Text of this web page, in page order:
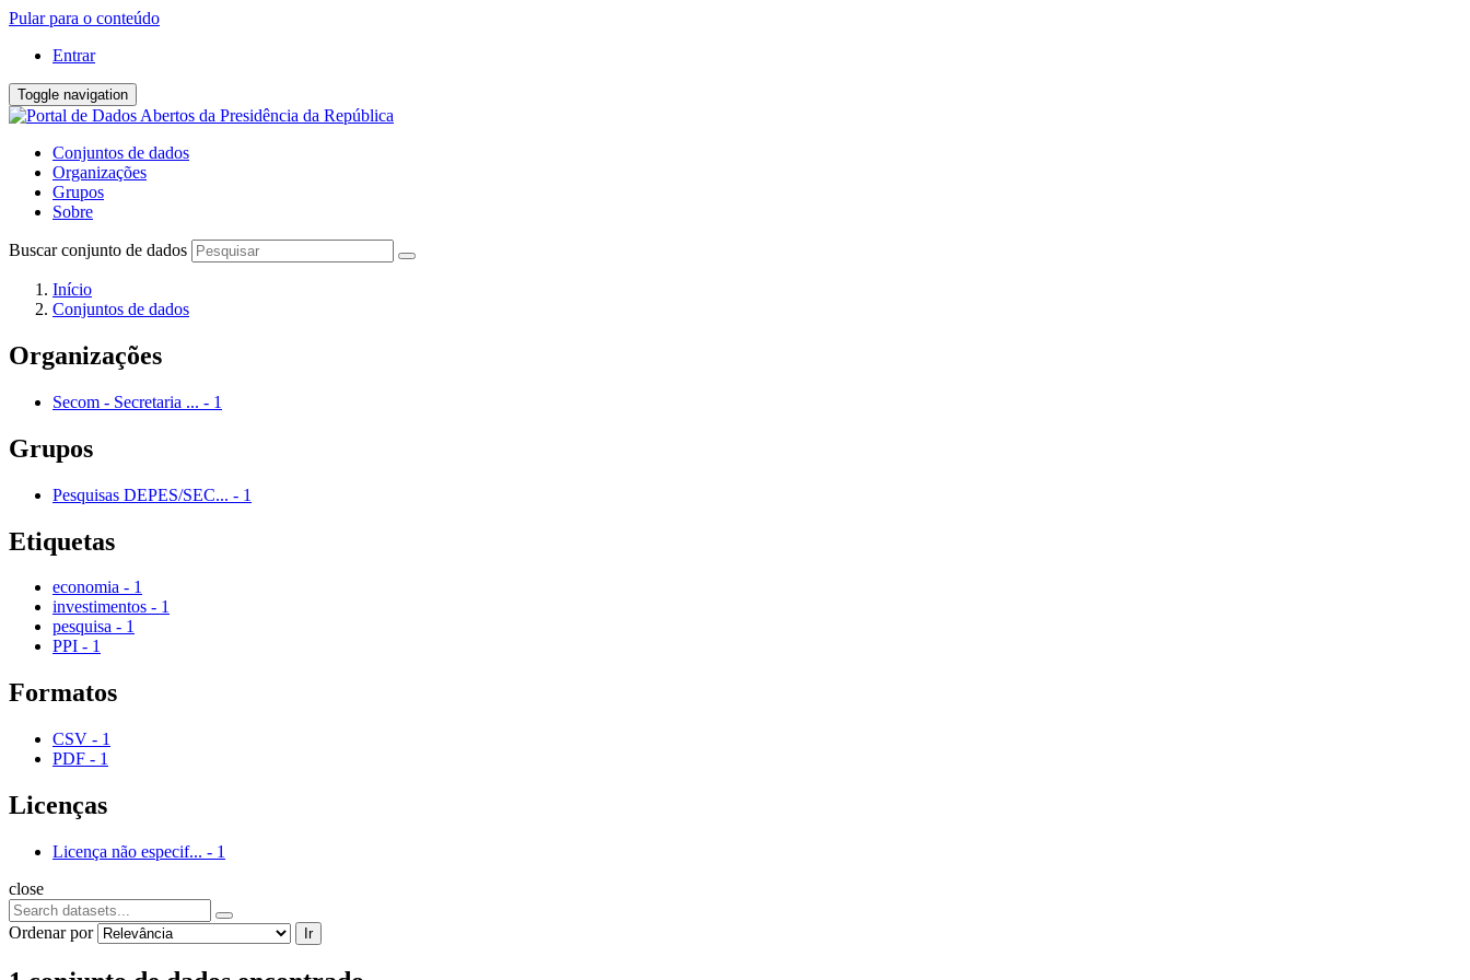
Pular para o conteúdo
Entrar
Toggle navigation
Conjuntos de dados
Organizações
Grupos
Sobre
Buscar conjunto de dados
Início
Conjuntos de dados
Organizações
Secom - Secretaria ... - 1
Grupos
Pesquisas DEPES/SEC... - 1
Etiquetas
economia - 1
investimentos - 1
pesquisa - 1
PPI - 1
Formatos
CSV - 1
PDF - 1
Licenças
Licença não especif... - 1
close
Ordenar por Ir